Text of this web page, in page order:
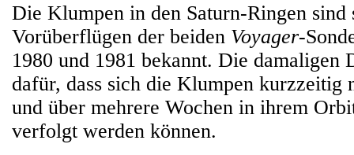
Die Klumpen in den Saturn-Ringen sind
Vorüberflügen der beiden Voyager-
1980 und 1981 bekannt. Die damaligen
dafür, dass sich die Klumpen kurzzeitig
und über mehrere Wochen in ihrem
verfolgt werden können.